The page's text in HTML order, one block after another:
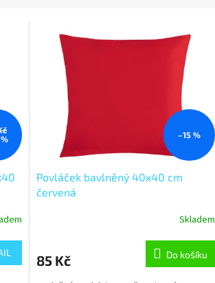
–15 %
Povláček bavlněný 40x40 cm
červená
Skladem
85 Kč Do košíku